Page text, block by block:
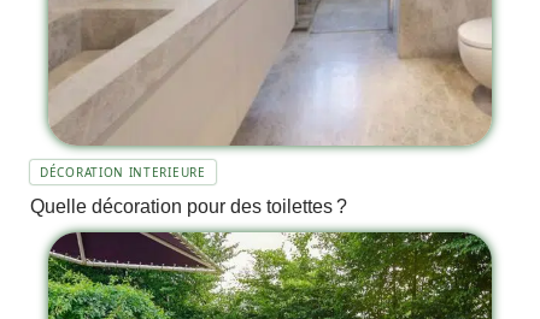
DÉCORATION INTERIEURE
Quelle décoration pour des toilettes ?